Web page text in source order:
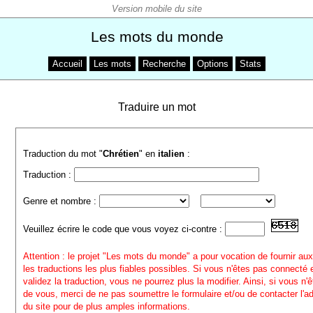
Les mots du monde
Accueil Les mots Recherche Options Stats
Traduire un mot
Traduction du mot "Chrétien" enitalien :
Traduction :
Genre et nombre :
Veuillez écrire le code que vous voyez ci-contre :
Attention : le projet "Les mots du monde" a pour vocation de fournir
les traductions les plus fiables possibles. Si vous n'êtes pas connecté
validez la traduction, vous ne pourrez plus la modifier. Ainsi, si vous
de vous, merci de ne pas soumettre le formulaire et/ou de contacter
du site pour de plus amples informations.